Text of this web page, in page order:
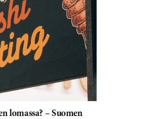
lomassa? – Suomen